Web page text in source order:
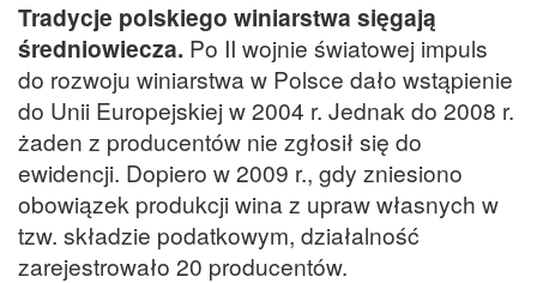
Tradycje polskiego winiarstwa sięgają
średniowiecza. Po II wojnie światowej impuls
do rozwoju winiarstwa w Polsce dało wstąpienie
do Unii Europejskiej w 2004 r. Jednak do 2008 r.
żaden z producentów nie zgłosił się do
ewidencji. Dopiero w 2009 r., gdy zniesiono
obowiązek produkcji wina z upraw własnych w
tzw. składzie podatkowym, działalność
zarejestrowało 20 producentów.